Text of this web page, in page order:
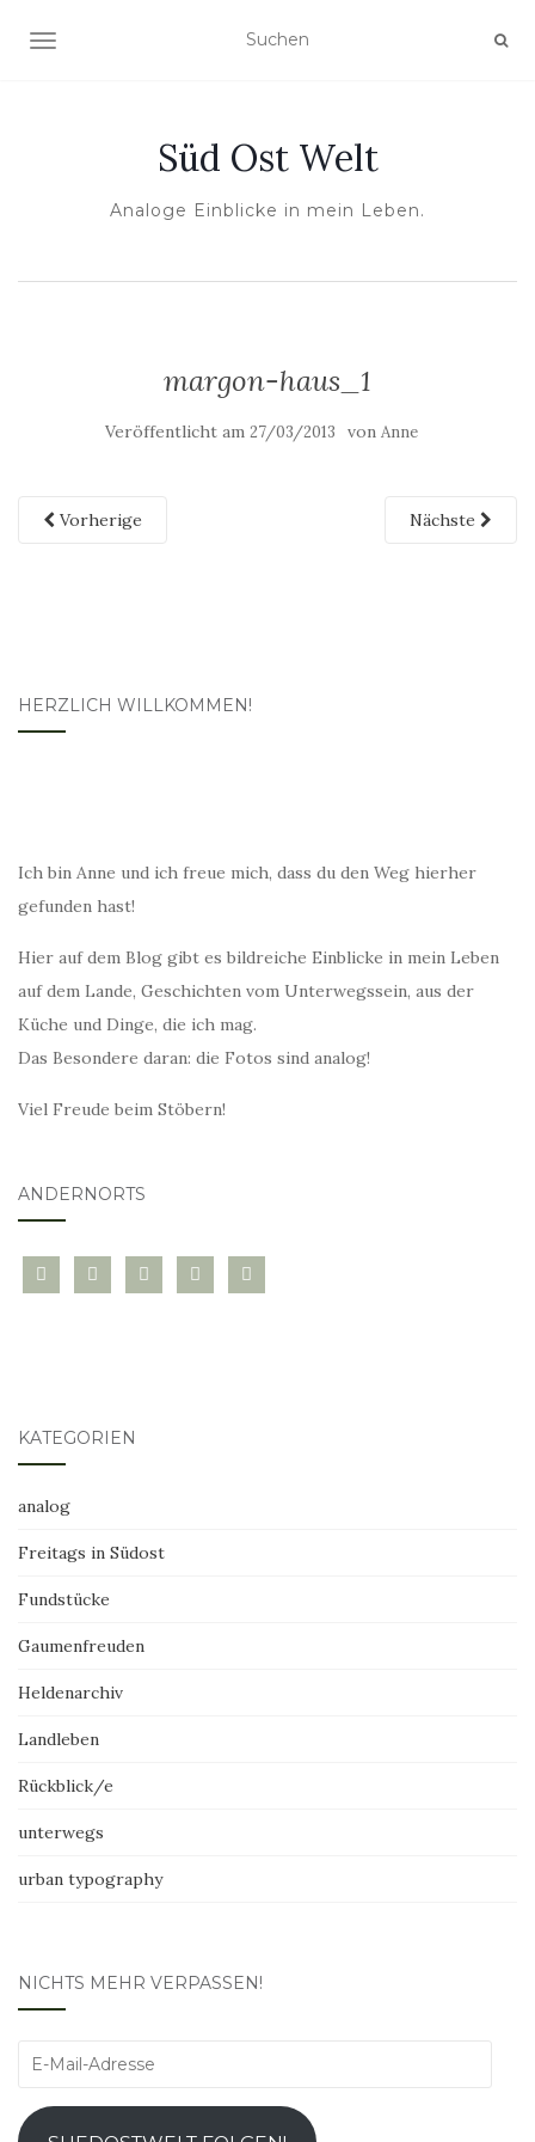
NAVIGATION UMSCHALTEN
Süd Ost Welt
Analoge Einblicke in mein Leben.
margon-haus_1
Veröffentlicht am 27/03/2013 von Anne
Vorherige Nächste
HERZLICH WILLKOMMEN!
Ich bin Anne und ich freue mich, dass du den Weg hierher
gefunden hast!
Hier auf dem Blog gibt es bildreiche Einblicke in mein Leben
auf dem Lande, Geschichten vom Unterwegssein, aus der
Küche und Dinge, die ich mag.
Das Besondere daran: die Fotos sind analog!
Viel Freude beim Stöbern!
ANDERNORTS
bloglovininstagramtwitter pinterest
mail
KATEGORIEN
analog
Freitags in Südost
Fundstücke
Gaumenfreuden
Heldenarchiv
Landleben
Rückblick/e
unterwegs
urban typography
NICHTS MEHR VERPASSEN!
E-
Adresse